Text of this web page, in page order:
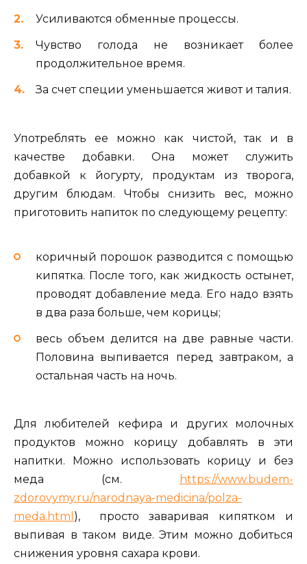
Усиливаются обменные процессы.
Чувство голода не возникает более
продолжительное время.
За счет специи уменьшается живот и талия.
Употреблять ее можно как чистой, так и в
качестве добавки. Она может служить
добавкой к йогурту, продуктам из творога,
другим блюдам. Чтобы снизить вес, можно
приготовить напиток по следующему рецепту:
коричный порошок разводится с помощью
кипятка. После того, как жидкость остынет,
проводят добавление меда. Его надо взять
в два раза больше, чем корицы;
весь объем делится на две равные части.
Половина выпивается перед завтраком, а
остальная часть на ночь.
Для любителей кефира и других молочных
продуктов можно корицу добавлять в эти
напитки. Можно использовать корицу и без
меда (см.
https://www.budem-
zdorovymy.ru/narodnaya-medicina/polza-
meda.html ), просто заваривая кипятком и
выпивая в таком виде. Этим можно добиться
снижения уровня сахара крови.